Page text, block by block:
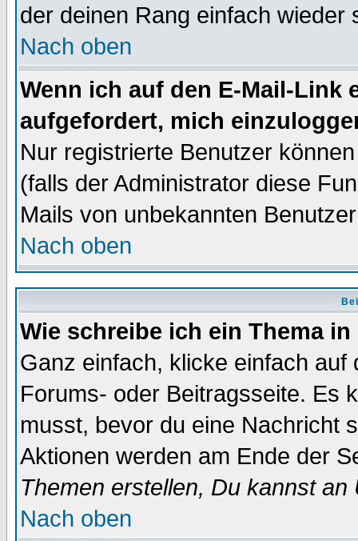
der deinen Rang einfach wieder
Nach oben
Wenn ich auf den E-Mail-Link
aufgefordert, mich
Nur registrierte Benutzer
(falls der Administrator diese
Mails von unbekannten
Nach oben
Wie schreibe ich ein Thema
Ganz einfach, klicke einfach
Forums- oder Beitragsseite. Es
musst, bevor du eine Nachricht
Aktionen werden am Ende der
Themen erstellen, Du kannst
Nach oben